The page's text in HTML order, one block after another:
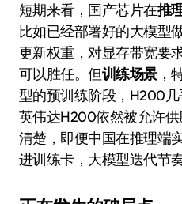
短期来看，国产芯片在推
比如已经部署好的大模型
更新权重，对显存带宽要
可以胜任。但训练场景，
型的预训练阶段，H200
英伟达H200依然被允许
清楚，即便中国在推理端
进训练卡，大模型迭代节